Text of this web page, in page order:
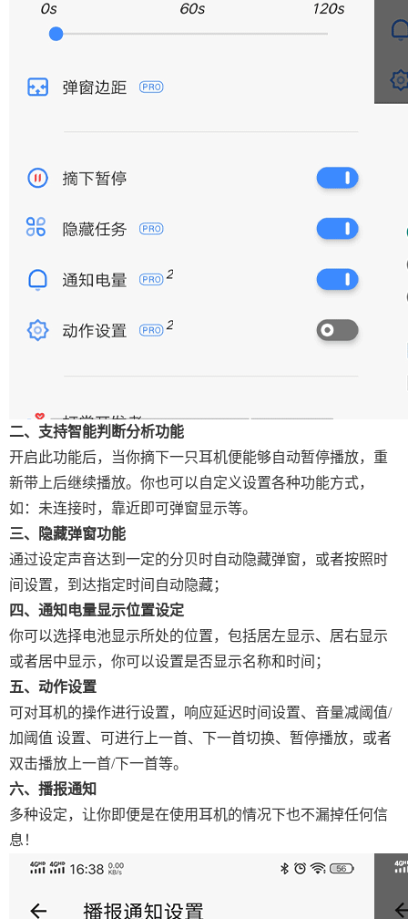
二、支持智能判断分析功能
开启此功能后，当你摘下一只耳机便能够自动暂停播放，重
新带上后继续播放。你也可以自定义设置各种功能方式，
如：未连接时，靠近即可弹窗显示等。
三、隐藏弹窗功能
通过设定声音达到一定的分贝时自动隐藏弹窗，或者按照时
间设置，到达指定时间自动隐藏；
四、通知电量显示位置设定
你可以选择电池显示所处的位置，包括居左显示、居右显示
或者居中显示，你可以设置是否显示名称和时间；
五、动作设置
可对耳机的操作进行设置，响应延迟时间设置、音量减阈值/
加阈值 设置、可进行上一首、下一首切换、暂停播放，或者
双击播放上一首/下一首等。
六、播报通知
多种设定，让你即便是在使用耳机的情况下也不漏掉任何信
息！